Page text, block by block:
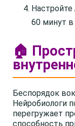
60 минут в
🏠
Беспорядок
Нейробиологи
перегружает
способность